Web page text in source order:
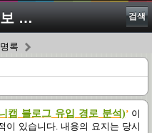
트위터 정보 링크를 통한 RT 파워 검색
록
캡 블로그 유입 경로 분석)’ 이
이 있습니다. 내용의 요지는 당시